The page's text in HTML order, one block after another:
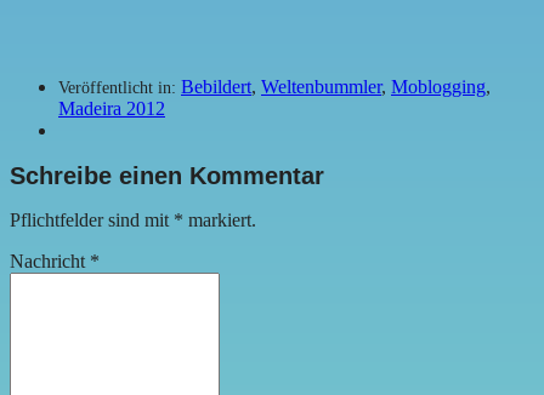
Veröffentlicht in: Bebildert, Weltenbummler, Moblogging,
Madeira 2012
Schreibe einen Kommentar
Pflichtfelder sind mit * markiert.
Nachricht *